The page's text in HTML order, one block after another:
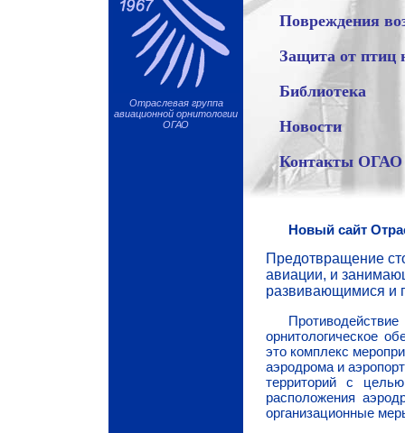
Отраслевая группа
авиационной орнитологии
ОГАО
Повреждения
Защита от птиц
Библиотека
Новости
Контакты ОГАО
Новый сайт
Предотвращение
авиации, и
развивающимися и
орнитологическое
это комплекс
аэродрома и
территорий с
расположения
организационные